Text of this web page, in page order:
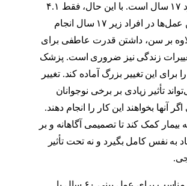
پسران حدود ۱۷ سال است. با این حال، فقط ۴.۱
درصد از این عمل‌ها در افراد زیر ۱۷ سال انجام
بر سن، داشتن قدرت عاطفی برای
زندگی نیز ضروری است. پزشک
برای این تغییر بزرگ آماده کند. تغییر
تأثیر زیادی بر برخی نوجوانان
آنها بخواهند این کار را انجام دهند.
بیمار کمک کند تا تصمیمی آگاهانه و بر
به نفس کامل بگیرد و نه تحت تأثیر